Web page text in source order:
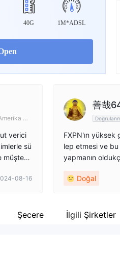
40G 1M*ADSL
WikiFX Survey
FXPN
Bir
verici
sü
müşteri
08-16
善哉
FXPN'ın yüksek
lep etmesi ve
yapmanın
tırımcılar için
ara çekme
Doğal
Şecere İlgili Şirketler